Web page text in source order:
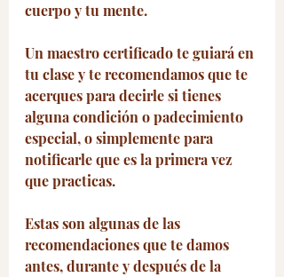
cuerpo y tu mente.
Un maestro certificado te guiará en
tu clase y te recomendamos que te
acerques para decirle si tienes
alguna condición o padecimiento
especial, o simplemente para
notificarle que es la primera vez
que practicas.
Estas son algunas de las
recomendaciones que te damos
antes, durante y después de la